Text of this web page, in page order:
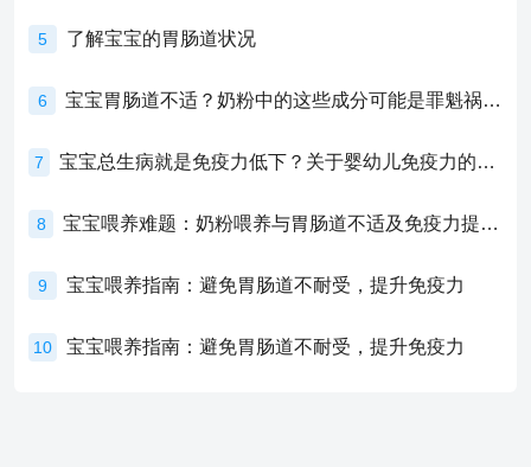
5 了解宝宝的胃肠道状况
6 宝宝胃肠道不适？奶粉中的这些成分可能是罪魁祸首！
7 宝宝总生病就是免疫力低下？关于婴幼儿免疫力的真相，家长必须了解！
8 宝宝喂养难题：奶粉喂养与胃肠道不适及免疫力提升的奥秘
9 宝宝喂养指南：避免胃肠道不耐受，提升免疫力
10 宝宝喂养指南：避免胃肠道不耐受，提升免疫力